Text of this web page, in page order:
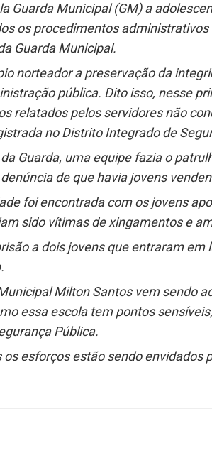
Guarda Municipal (GM) a
os procedimentos
Guarda Municipal.
norteador a preservação da
pública. Dito isso, nesse
relatados pelos servidores não
no Distrito Integrado de
Guarda, uma equipe fazia o
de que havia jovens
foi encontrada com os jovens
sido vítimas de xingamentos e
a dois jovens que entraram
Milton Santos vem sendo
essa escola tem pontos
Pública.
esforços estão sendo envidados